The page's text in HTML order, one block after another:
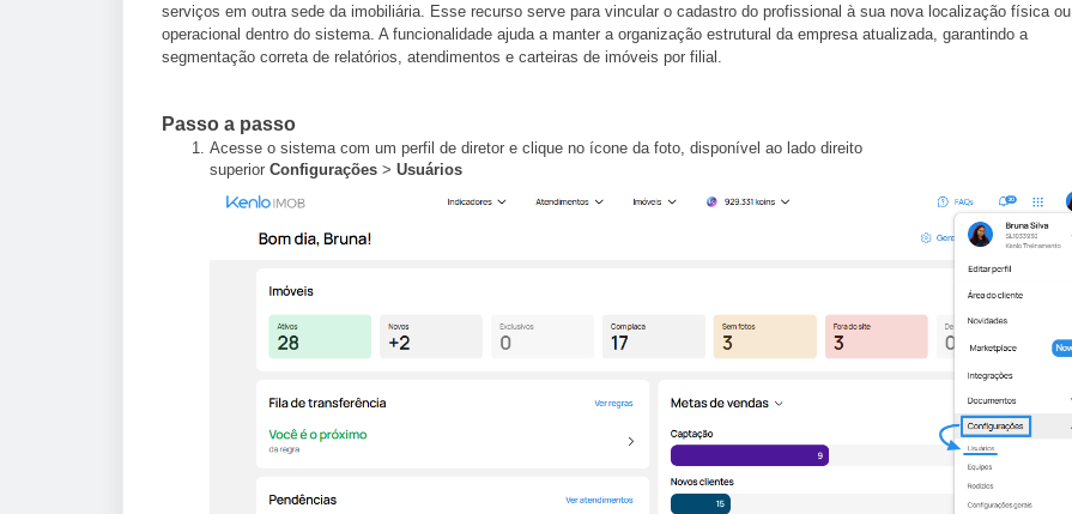
serviços em outra sede da imobiliária. Esse recurso serve para vincular o cadastro do profissional à sua nova localização física ou
operacional dentro do sistema. A funcionalidade ajuda a manter a organização estrutural da empresa atualizada, garantindo a
segmentação correta de relatórios, atendimentos e carteiras de imóveis por filial.
Passo a passo
Acesse o sistema com um perfil de diretor e clique no ícone da foto, disponível ao lado direito
superior Configurações > Usuários